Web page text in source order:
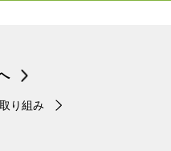
り組み